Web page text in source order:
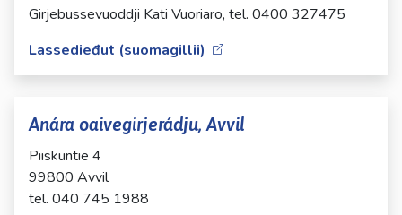
Girjebussevuoddji Kati Vuoriaro, tel. 0400 327475
Lassedieđut (suomagillii)
Anára oaivegirjerádju, Avvil
Piiskuntie 4
99800 Avvil
tel. 040 745 1988